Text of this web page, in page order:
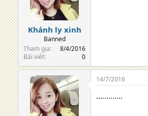
Khánh ly xinh
Banned
Tham gia
8/4/2016
Bài viết
0
14/7/2016
.............